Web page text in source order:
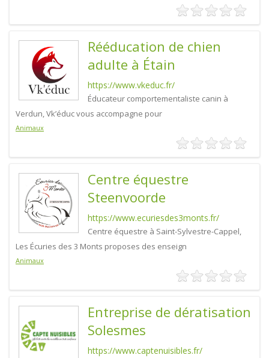
Rééducation de chien
adulte à Étain
https://www.vkeduc.fr/
Éducateur comportementaliste canin à
Verdun, Vk’éduc vous accompagne pour
Animaux
Centre équestre
Steenvoorde
https://www.ecuriesdes3monts.fr/
Centre équestre à Saint-Sylvestre-Cappel,
Les Écuries des 3 Monts proposes des enseign
Animaux
Entreprise de dératisation
Solesmes
https://www.captenuisibles.fr/